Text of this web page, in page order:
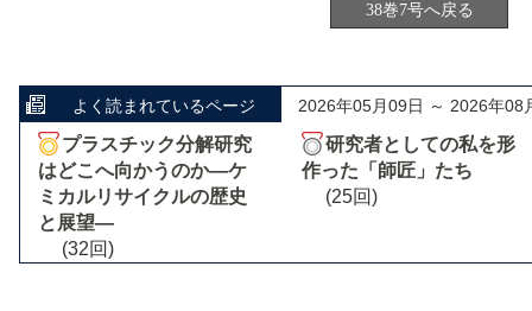
38巻7号へ戻る
よく読まれているページ 2026年05月09日 ～ 2026年08
プラスチック分解研究
はどこへ向かうのか―ケ
ミカルリサイクルの歴史
と展望―
(32回)
研究者としての私を形
作った「師匠」たち
(25回)